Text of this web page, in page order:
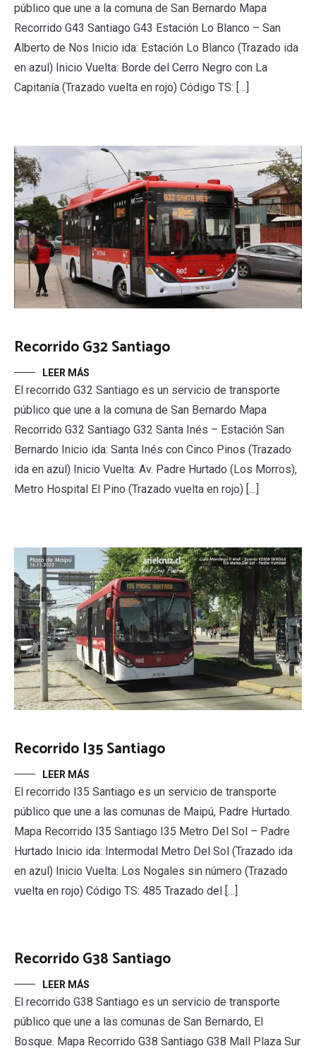
público que une a la comuna de San Bernardo Mapa
Recorrido G43 Santiago G43 Estación Lo Blanco – San
Alberto de Nos Inicio ida: Estación Lo Blanco (Trazado ida
en azul) Inicio Vuelta: Borde del Cerro Negro con La
Capitanía (Trazado vuelta en rojo) Código TS: […]
Recorrido G32 Santiago
LEER MÁS
El recorrido G32 Santiago es un servicio de transporte
público que une a la comuna de San Bernardo Mapa
Recorrido G32 Santiago G32 Santa Inés – Estación San
Bernardo Inicio ida: Santa Inés con Cinco Pinos (Trazado
ida en azul) Inicio Vuelta: Av. Padre Hurtado (Los Morros),
Metro Hospital El Pino (Trazado vuelta en rojo) […]
Recorrido I35 Santiago
LEER MÁS
El recorrido I35 Santiago es un servicio de transporte
público que une a las comunas de Maipú, Padre Hurtado.
Mapa Recorrido I35 Santiago I35 Metro Del Sol – Padre
Hurtado Inicio ida: Intermodal Metro Del Sol (Trazado ida
en azul) Inicio Vuelta: Los Nogales sin número (Trazado
vuelta en rojo) Código TS: 485 Trazado del […]
Recorrido G38 Santiago
LEER MÁS
El recorrido G38 Santiago es un servicio de transporte
público que une a las comunas de San Bernardo, El
Bosque. Mapa Recorrido G38 Santiago G38 Mall Plaza Sur